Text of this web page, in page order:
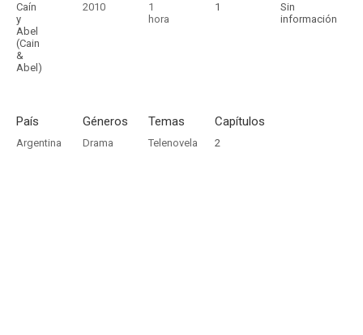
Caín
y
Abel
(Cain
&
Abel)
2010
1
hora
1
Sin
información
País
Argentina
Géneros
Drama
Temas
Telenovela
Capítulos
2